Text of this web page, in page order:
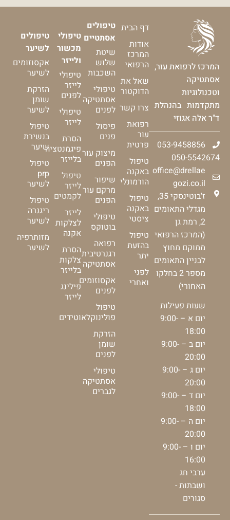
המרכז לרפואת עור,
אסתטיקה
וטכנולוגיות
מתקדמות בהנהלת
ד"ר אלה אגוזי
053-9458856
050-5542674
office@drellae
gozi.co.il
ז'בוטינסקי 35,
מגדלי התאומים
2, רמת גן
(המרכז הרפואי
ממוקם מחוץ
לבניין התאומים
מספר 2 בחלקו
האחורי)
שעות פעילות
יום א – 9:00-
18:00
יום ב – 9:00-
20:00
יום ג – 9:00-
20:00
יום ד – 9:00-
18:00
יום ה – 9:00-
20:00
יום ו – 9:00-
16:00
ערבי חג
ושבתות -
סגורים
דף הבית
אודות
המרכז
הרפואי
שאל את
הדוקטור
צרו קשר
רפואת
עור
פרטית
טיפול
באקנה
הורמונלי
טיפול
באקנה
ציסטי
טיפול
בהזעת
יתר
לפני
ואחרי
טיפולים
אסתטיים
שיטת
שלוש
השכבות
טיפולי
אסתטיקה
לפנים
פיסול
פנים
מיצוק עור
הפנים
שיפור
מרקם עור
הפנים
טיפולי
בוטוקס
רפואה
רגנרטיבית
אסתטיקה
אקסוזומים
לפנים
טיפול
פולינוקלאוטידים
הזרקת
שומן
לפנים
טיפולי
אסתטיקה
לגברים
טיפולי
מכשור
ולייזר
טיפולי
לייזר
לפנים
טיפולי
לייזר
הסרת
פיגמנטציה
בלייזר
טיפול
לייזר
לקמטים
לייזר
לצלקות
אקנה
הסרת
צלקות
בלייזר
פילינג
לייזר
טיפולים
לשיער
אקסוזומים
לשיער
הזרקת
שומן
לשיער
טיפול
בנשירת
שיער
טיפול
prp
לשיער
טיפול
ריגנרה
לשיער
מזותרפיה
לשיער